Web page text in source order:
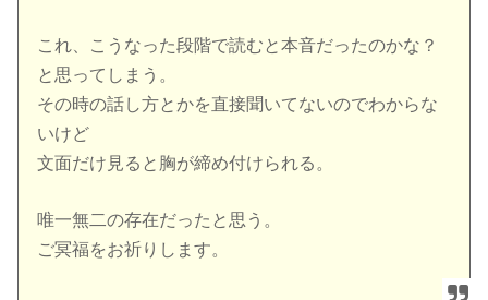
これ、こうなった段階で読むと本音だったのかな？
と思ってしまう。
その時の話し方とかを直接聞いてないのでわからな
いけど
文面だけ見ると胸が締め付けられる。
唯一無二の存在だったと思う。
ご冥福をお祈りします。